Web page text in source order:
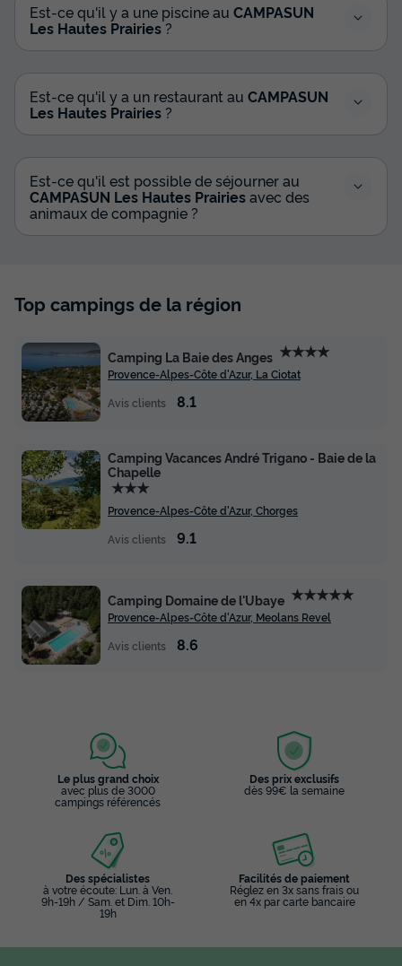
Est-ce qu'il y a une piscine au CAMPASUN
Les Hautes Prairies?
Est-ce qu'il y a un restaurant au CAMPASUN
Les Hautes Prairies ?
Est-ce qu'il est possible de séjourner au
CAMPASUN Les Hautes Prairiesavec des
animaux de compagnie ?
Top campings de la région
Camping La Baie des Anges ★★★★
Provence-Alpes-Côte d'Azur, La Ciotat
Avis clients
8.1
Camping Vacances André Trigano - Baie de la
Chapelle
★★★
Provence-Alpes-Côte d'Azur, Chorges
Avis clients
9.1
Camping Domaine de l'Ubaye ★★★★★
Provence-Alpes-Côte d'Azur, Meolans Revel
Avis clients
8.6
Le plus grand choix
avec plus de 3000
campings référencés
Des prix exclusifs
dès 99€ la semaine
Des spécialistes
à votre écoute: Lun. à Ven.
9h-19h / Sam. et Dim. 10h-
19h
Facilités de paiement
Réglez en 3x sans frais ou
en 4x par carte bancaire